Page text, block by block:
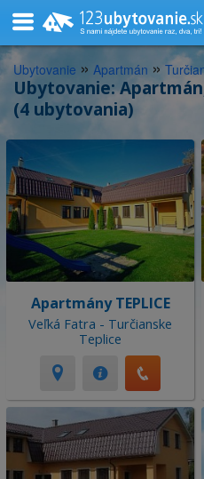
Ubytovanie » Apartmán »
Ubytovanie:
(4 ubytovania)
Apartmány TEPLICE
Veľká Fatra - Turčianske
Teplice